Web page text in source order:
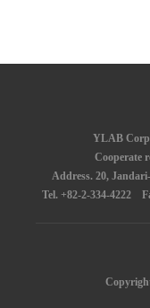
YLAB
Cooperate
Address. 20,
Tel. +82-2-334-4222